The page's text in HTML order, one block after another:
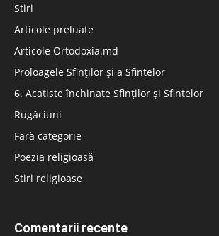
Stiri
Articole preluate
Articole Ortodoxia.md
Proloagele Sfinților și a Sfintelor
6. Acatiste închinate Sfinților și Sfintelor
Rugăciuni
Fără categorie
Poezia religioasă
Stiri religioase
Comentarii recente